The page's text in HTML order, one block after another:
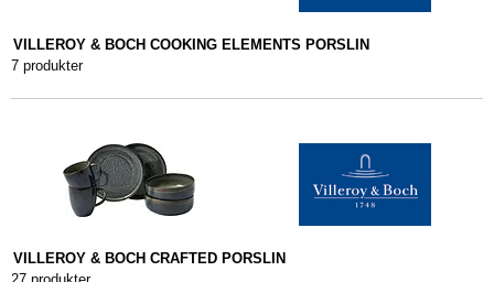
VILLEROY & BOCH COOKING ELEMENTS PORSLIN
7 produkter
VILLEROY & BOCH CRAFTED PORSLIN